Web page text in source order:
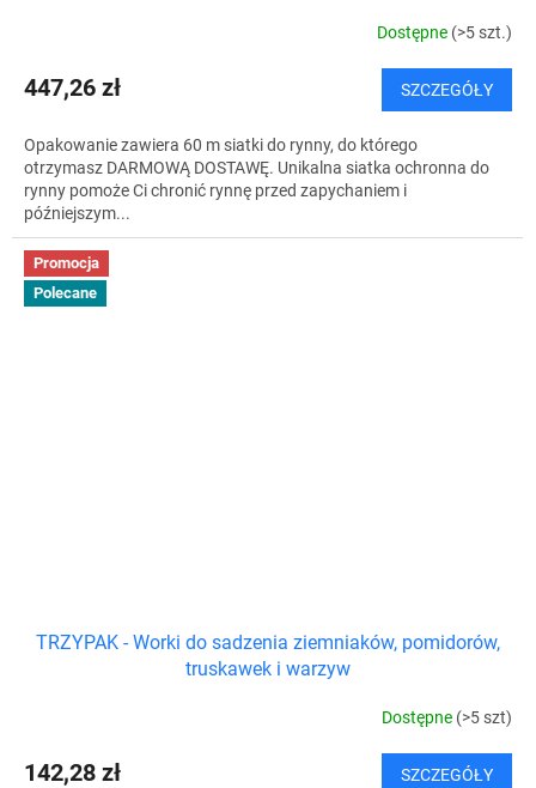
T
I
S
Dostępne (>5 szt.)
447,26 zł SZCZEGÓŁY
Opakowanie zawiera 60 m siatki do rynny, do którego
otrzymasz DARMOWĄ DOSTAWĘ. Unikalna siatka ochronna do
rynny pomoże Ci chronić rynnę przed zapychaniem i
późniejszym...
Promocja
Polecane
TRZYPAK - Worki do sadzenia ziemniaków, pomidorów,
truskawek i warzyw
Dostępne (>5 szt)
142,28 zł SZCZEGÓŁY